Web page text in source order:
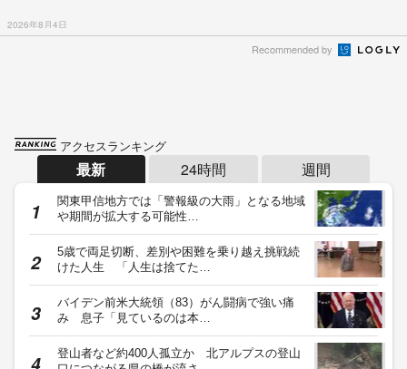
2026年8月4日
Recommended by
アクセスランキング
最新 24時間 週間
関東甲信地方では「警報級の大雨」となる地域
や期間が拡大する可能性…
5歳で両足切断、差別や困難を乗り越え挑戦続
けた人生 「人生は捨てた…
バイデン前米大統領（83）がん闘病で強い痛
み 息子「見ているのは本…
登山者など約400人孤立か 北アルプスの登山